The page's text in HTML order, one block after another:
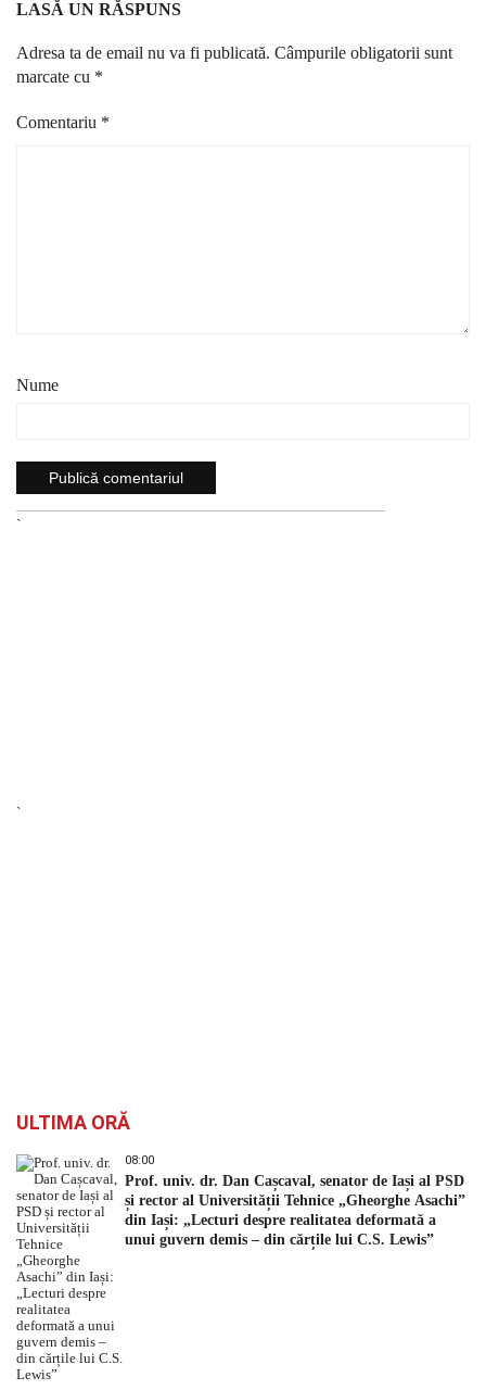
LASĂ UN RĂSPUNS
Adresa ta de email nu va fi publicată. Câmpurile obligatorii sunt
marcate cu *
Comentariu *
Nume
`
`
ULTIMA ORĂ
08:00
Prof. univ. dr. Dan Cașcaval, senator de Iași al PSD
și rector al Universității Tehnice „Gheorghe Asachi”
din Iași: „Lecturi despre realitatea deformată a
unui guvern demis – din cărțile lui C.S. Lewis”